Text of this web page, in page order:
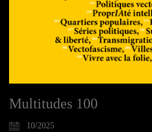
Multitudes 100
10/2025